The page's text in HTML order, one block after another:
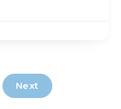
Next